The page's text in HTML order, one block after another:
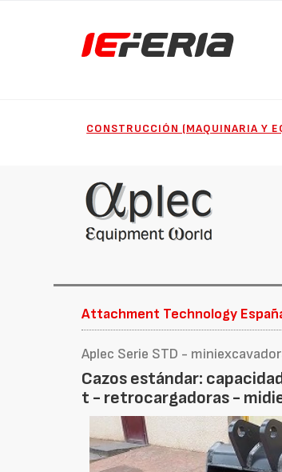
CONSTRUCCIÓN (MAQUINARIA Y
Attachment Technology
Aplec Serie STD -
Cazos estándar:
t - retrocargadoras -